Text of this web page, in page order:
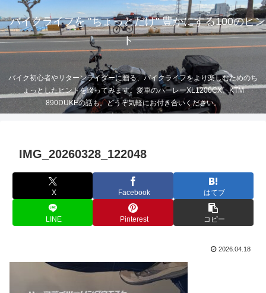
バイクライフを "ちょっとだけ" 豊かにする100のヒン
ト
バイク初心者やリターンライダーに贈る、バイクライフをより楽しむためのち
ょっとしたヒントを綴ってみます。愛車のハーレーXL1200CX、KTM
890DUKEの話も。どうぞ気軽にお付き合いください。
IMG_20260328_122048
X Facebook はてブ
LINE Pinterest コピー
2026.04.18